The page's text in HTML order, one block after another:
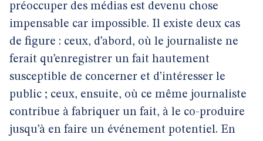
préoccuper des médias est devenu chose
impensable car impossible. Il existe deux cas
de figure : ceux, d’abord, où le journaliste ne
ferait qu’enregistrer un fait hautement
susceptible de concerner et d’intéresser le
public ; ceux, ensuite, où ce même journaliste
contribue à fabriquer un fait, à le co-produire
jusqu’à en faire un événement potentiel. En